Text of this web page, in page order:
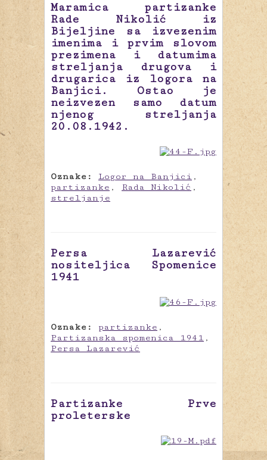
Maramica partizanke
Rade Nikolić iz
Bijeljine sa izvezenim
imenima i prvim slovom
prezimena i datumima
streljanja drugova i
drugarica iz logora na
Banjici. Ostao je
neizvezen samo datum
njenog streljanja
20.08.1942.
Oznake: Logor na Banjici ,
partizanke , Rada Nikolić ,
streljanje
Persa Lazarević
nositeljica Spomenice
1941
Oznake: partizanke ,
Partizanska spomenica 1941 ,
Persa Lazarević
Partizanke Prve
proleterske